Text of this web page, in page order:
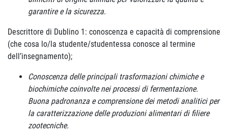
garantire e la sicurezza.
Descrittore di Dublino 1: conoscenza e capacità di comprensione
(che cosa lo/la studente/studentessa conosce al termine
dell’insegnamento);
Conoscenza delle principali trasformazioni chimiche e
biochimiche coinvolte nei processi di fermentazione.
Buona padronanza e comprensione dei metodi analitici per
la caratterizzazione delle produzioni alimentari di filiere
zootecniche.